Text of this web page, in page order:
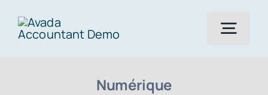
Compétences
Numérique